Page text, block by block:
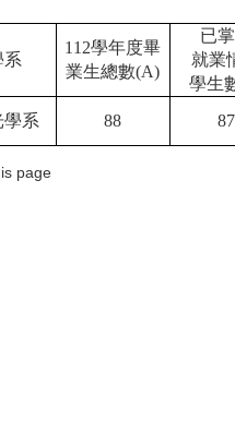
系
112學年度畢
業生總數(A)
已
就業
學生
學系 88 87
page